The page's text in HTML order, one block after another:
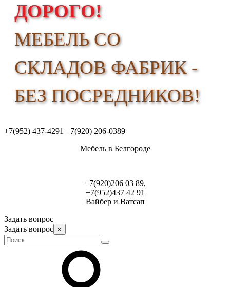
ДОРОГО!
МЕБЕЛЬ СО
СКЛАДОВ ФАБРИК -
БЕЗ ПОСРЕДНИКОВ!
+7(952) 437-4291 +7(920) 206-0389
Мебель в Белгороде
+7(920)206 03 89,
+7(952)437 42 91
Вайбер и Ватсап
Задать вопрос
Задать вопрос ×